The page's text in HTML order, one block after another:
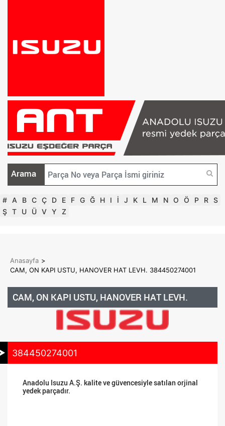
Arama
# A B C Ç D E F G Ğ H I İ J K L M N O Ö P R S
Ş T U Ü V Y Z
Anasayfa >
CAM, ON KAPI USTU, HANOVER HAT LEVH. 384450274001
CAM, ON KAPI USTU, HANOVER HAT LEVH.
384450274001
Anadolu Isuzu A.Ş. kalite ve güvencesiyle satılan orjinal
yedek parçadır.